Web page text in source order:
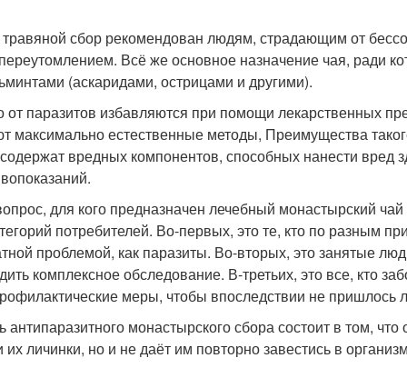
травяной сбор рекомендован людям, страдающим от
Всё же основное назначение чая, ради
(аскаридами, острицами и другими).
от паразитов избавляются при помощи лекарственных
максимально естественные методы, Преимущества
вредных компонентов, способных нанести вред
для кого предназначен лечебный монастырский
потребителей. Во-первых, это те, кто по разным
проблемой, как паразиты. Во-вторых, это занятые
комплексное обследование. В-третьих, это все, кто
меры, чтобы впоследствии не пришлось
антипаразитного монастырского сбора состоит в том,
их личинки, но и не даёт им повторно завестись в